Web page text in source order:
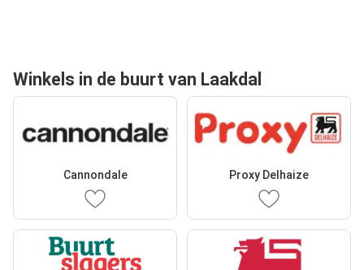
Winkels in de buurt van Laakdal
Cannondale Proxy Delhaize